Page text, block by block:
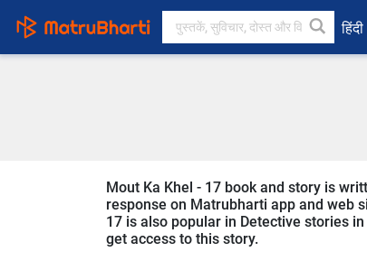
हिंदी
Mout Ka Khel - 17 book and story is
response on Matrubharti app and web
17 is also popular in Detective stories
get access to this story.